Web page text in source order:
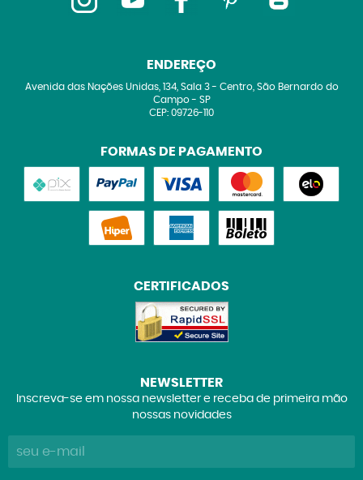
ENDEREÇO
Avenida das Nações Unidas, 134, Sala 3- Centro, São Bernardo do
Campo- SP
CEP: 09726-110
FORMAS DE PAGAMENTO
CERTIFICADOS
NEWSLETTER
Inscreva-se em nossa newsletter e receba de primeira mão
nossas novidades